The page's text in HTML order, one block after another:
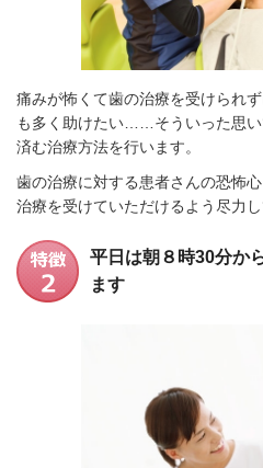
痛みが怖くて歯の治療を受けられ
も多く助けたい……そういった思
済む治療方法を行います。
歯の治療に対する患者さんの恐怖
治療を受けていただけるよう尽力し
平日は朝８時30分か
ます